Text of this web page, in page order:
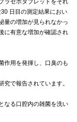
ラセボタブレットをそれ
日目の測定結果におい
量の増加が見られなかっ
に有意な増加が確認され
作用を発揮し、口臭のも
で報告されています。
なる口腔内の雑菌を洗い